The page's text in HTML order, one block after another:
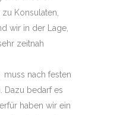
Konsulaten,
wir in der Lage,
zeitnah
muss nach festen
Dazu bedarf es
haben wir ein